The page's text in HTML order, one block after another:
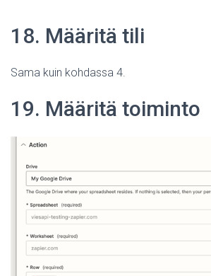
18. Määritä tili
Sama kuin kohdassa 4.
19. Määritä toiminto